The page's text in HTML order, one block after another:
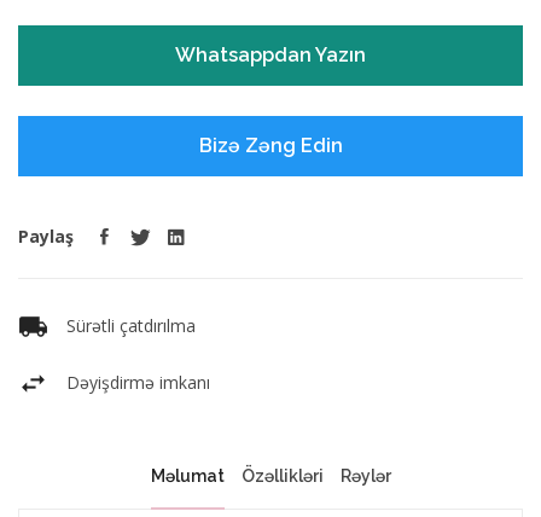
Whatsappdan Yazın
Bizə Zəng Edin
Paylaş
Sürətli çatdırılma
Dəyişdirmə imkanı
Məlumat Özəllikləri Rəylər